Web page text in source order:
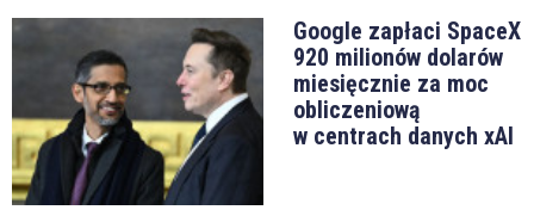
Google zapłaci SpaceX
920 milionów dolarów
miesięcznie za moc
obliczeniową
w centrach danych xAI